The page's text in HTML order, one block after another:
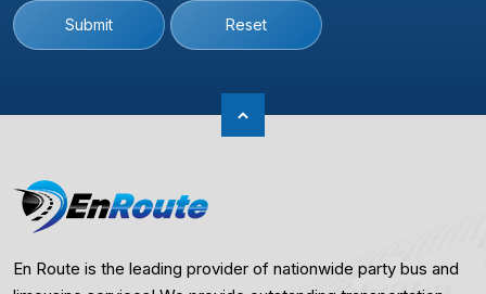
Submit Reset
En Route is the leading provider of nationwide party bus and